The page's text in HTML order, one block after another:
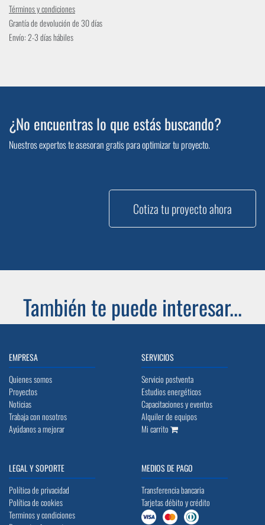
Términos y condiciones
Grantía de devolución de 30 días
Envío: 2-3 días hábiles
¿No encuentras lo que estás buscando?
Nuestros expertos te asesoran gratis para optimizar tu proyecto.
Cotiza tu proyecto ahora
También te puede interesar...
EMPRESA
Quienes somos
Proyectos
Noticias
Trabaja con nosotros
Ayúdanos a mejorar
SERVICIOS
Servicio postventa
Estudios energéticos
Capacitaciones y eventos
Alquiler de equipos
Mi carrito
LEGAL Y SOPORTE
Política de privacidad
Política de cookies
Terminos y condiciones
MEDIOS DE PAGO
Transferencia bancaria
Tarjetas débito y crédito